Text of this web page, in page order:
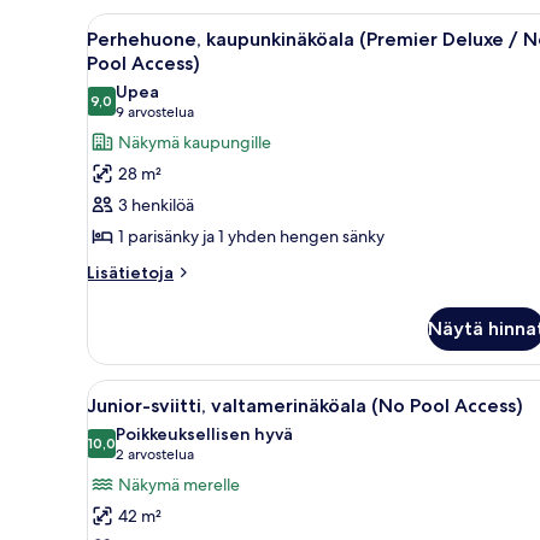
No
Pool
Avaa
kaikki
huonetyypin
Perhehuone,
kaupunkinäköala
(Premier
Deluxe
/
No
Pool
Hotellihuone, jossa on kaksi
10
Perhehuone, kaupunkinäköala (Premier Deluxe /
Pool Access)
9,09,0 kautta 10
Upea
9 arvostelua
(9
arvostelua)
Näkymä kaupungille
28 m²
3 henkilöä
1 parisänky ja 1 yhden hengen sänky
Lisätietoja
Lisätietoja
(Premier
Deluxe
/
Pool
Access)
Näytä
Avaa
kaikki
huonetyypin
Junior-
sviitti,
valtamerinäköala
Moderni hotellihuone, jossa
6
Junior-sviitti, valtamerinäköala (No Pool Access)
10,010,0 kautta 10
Poikkeuksellisen hyvä
2 arvostelua
(2
arvostelua)
Näkymä merelle
42 m²